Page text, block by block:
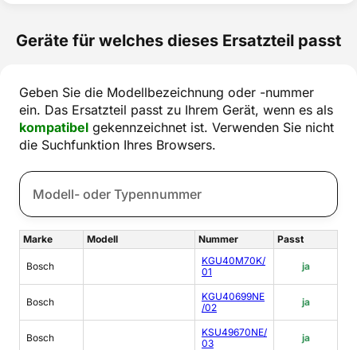
Geräte für welches dieses Ersatzteil passt
Geben Sie die Modellbezeichnung oder -nummer
ein. Das Ersatzteil passt zu Ihrem Gerät, wenn es als
kompatibel gekennzeichnet ist. Verwenden Sie nicht
die Suchfunktion Ihres Browsers.
Marke Modell Nummer Passt
Bosch
KGU40M70K/
01
ja
Bosch
KGU40699NE
/02
ja
Bosch
KSU49670NE/
03
ja